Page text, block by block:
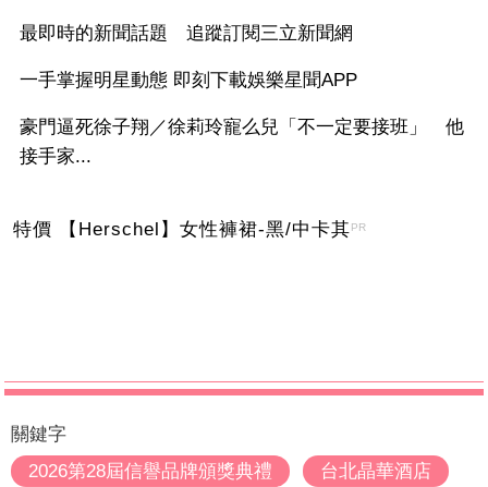
最即時的新聞話題 追蹤訂閱三立新聞網
一手掌握明星動態 即刻下載娛樂星聞APP
豪門逼死徐子翔／徐莉玲寵么兒「不一定要接班」 他
接手家...
特價 【Herschel】女性褲裙-黑/中卡其PR
關鍵字
2026第28屆信譽品牌頒獎典禮
台北晶華酒店